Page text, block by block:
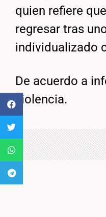
quien refiere
regresar tras
individualizado
De acuerdo a
violencia.